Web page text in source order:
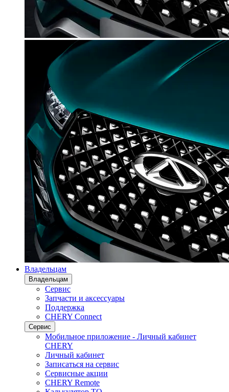
Владельцам
Владельцам
Сервис
Запчасти и аксессуары
Поддержка
CHERY Connect
Сервис
Мобильное приложение - Личный кабинет
CHERY
Личный кабинет
Записаться на сервис
Сервисные акции
CHERY Remote